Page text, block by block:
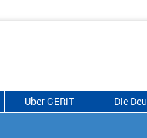
Über GERiT Die